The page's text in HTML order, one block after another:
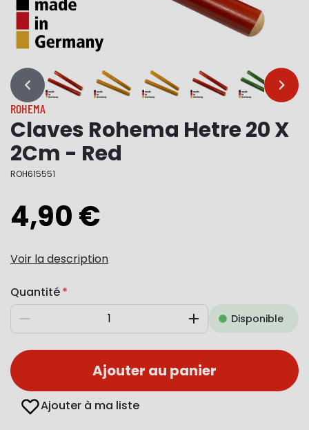
… …
ROHEMA
Claves Rohema Hetre 20 X
2Cm - Red
ROH615551
4,90 €
Voir la description
Quantité
Diminuer AugmenterDisponible
Ajouter au panier
Ajouter à ma liste